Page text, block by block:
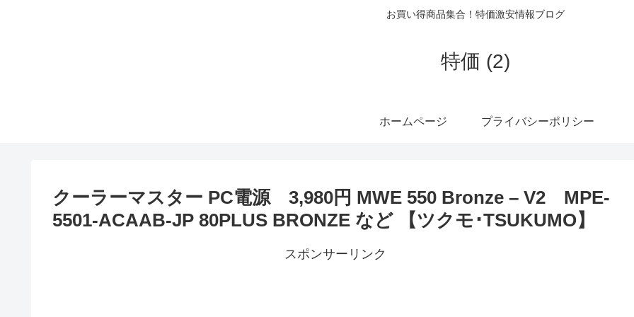
お買い得商品集合！特価激安情報ブログ
特価 (2)
ホームページ プライバシーポリシー
クーラーマスター PC電源 3,980円 MWE 550 Bronze – V2 MPE-
5501-ACAAB-JP 80PLUS BRONZE など 【ツクモ･TSUKUMO】
スポンサーリンク